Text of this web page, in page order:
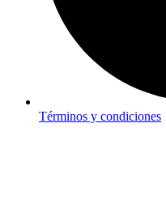
Términos y condiciones